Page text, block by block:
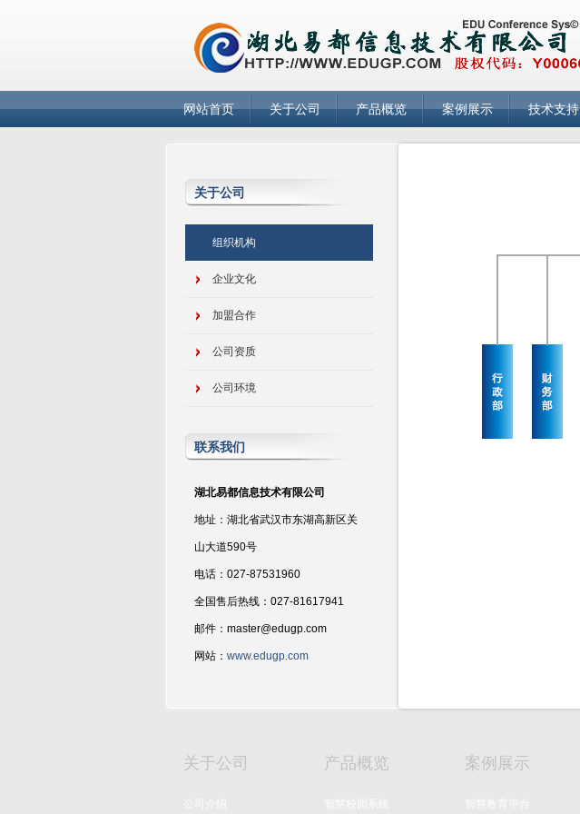
网站首页 关于公司 产品概览 案例展示 技术支持
关于公司
组织机构
企业文化
加盟合作
公司资质
公司环境
联系我们
湖北易都信息技术有限公司
地址：湖北省武汉市东湖高新区关
山大道590号
电话：027-87531960
全国售后热线：027-81617941
邮件：master@edugp.com
网站： www.edugp.com
关于公司 产品概览 案例展示